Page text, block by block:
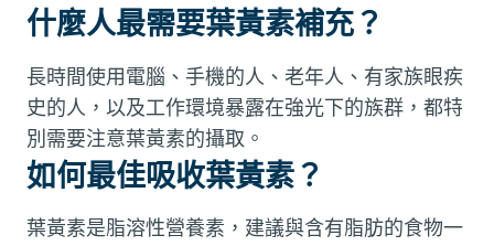
什麼人最需要葉黃素補充？
長時間使用電腦、手機的人、老年人、有家族眼疾
史的人，以及工作環境暴露在強光下的族群，都特
別需要注意葉黃素的攝取。
如何最佳吸收葉黃素？
葉黃素是脂溶性營養素，建議與含有脂肪的食物一